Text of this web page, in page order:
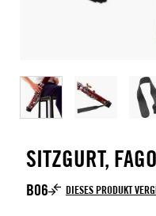
SITZGURT,
B06 DIESES PRODUKT